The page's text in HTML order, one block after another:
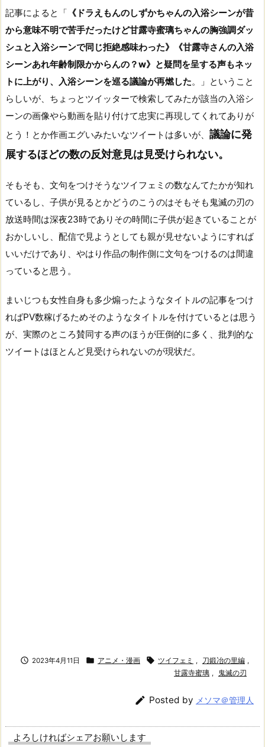
記事によると「 《ドラえもんのしずかちゃんの入浴シーンが昔
から意味不明で苦手だったけど甘露寺蜜璃ちゃんの胸強調ダッ
シュと入浴シーンで同じ拒絶感味わった》《甘露寺さんの入浴
シーンあれ年齢制限かからんの？w》と疑問を呈する声もネッ
トに上がり、入浴シーンを巡る議論が再燃した。」ということ
らしいが、ちょっとツイッターで検索してみたが該当の入浴シ
ーンの画像やら動画を貼り付けて忠実に再現してくれてありが
とう！とか作画エグいみたいなツイートは多いが、 議論に発
展するほどの数の反対意見は見受けられない。
そもそも、文句をつけそうなツイフェミの数なんてたかが知れ
ているし、子供が見るとかどうのこうのはそもそも鬼滅の刃の
放送時間は深夜23時でありその時間に子供が起きていることが
おかしいし、配信で見ようとしても親が見せないようにすれば
いいだけであり、やはり作品の制作側に文句をつけるのは間違
っていると思う。
まいじつも女性自身も多少煽ったようなタイトルの記事をつけ
ればPV数稼げるためそのようなタイトルを付けているとは思う
が、実際のところ賛同する声のほうが圧倒的に多く、批判的な
ツイートはほとんど見受けられないのが現状だ。
 2023年4月11日  アニメ・漫画  ツイフェミ , 刀鍛冶の里編 ,
甘露寺蜜璃 , 鬼滅の刃
 Posted by メソマ＠管理人
よろしければシェアお願いします